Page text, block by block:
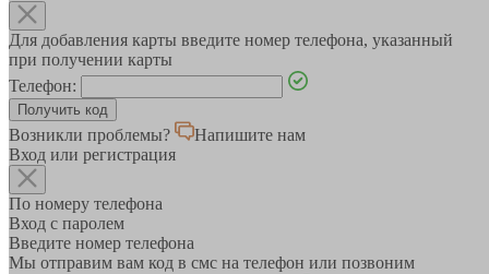
Для добавления карты введите номер телефона, указанный
при получении карты
Телефон:
Возникли проблемы?
Напишите нам
Вход или регистрация
По номеру телефона
Вход с паролем
Введите номер телефона
Мы отправим вам код в смс на телефон или позвоним